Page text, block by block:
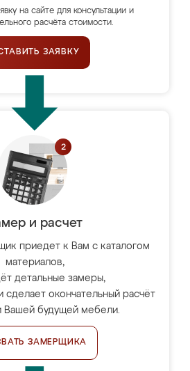
на сайте для консультации и
расчёта стоимости.
ЗАЯВКУ
и расчет
приедет к Вам с каталогом
материалов,
детальные замеры,
сделает окончательный расчёт
Вашей будущей мебели.
ЗАМЕРЩИКА